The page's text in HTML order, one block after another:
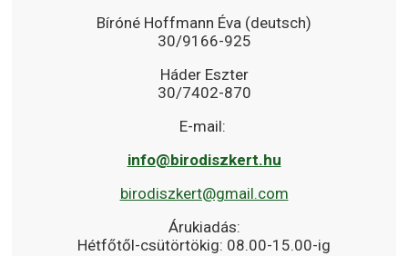
Bíróné Hoffmann Éva (deutsch)
30/9166-925
Háder Eszter
30/7402-870
E-mail:
info@birodiszkert.hu
birodiszkert@gmail.com
Árukiadás:
Hétfőtől-csütörtökig: 08.00-15.00-ig